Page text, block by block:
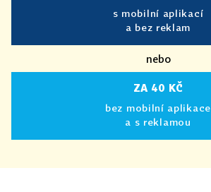
s mobilní aplikací
a bez reklam
nebo
ZA 40 KČ
bez mobilní aplikace
a s reklamou